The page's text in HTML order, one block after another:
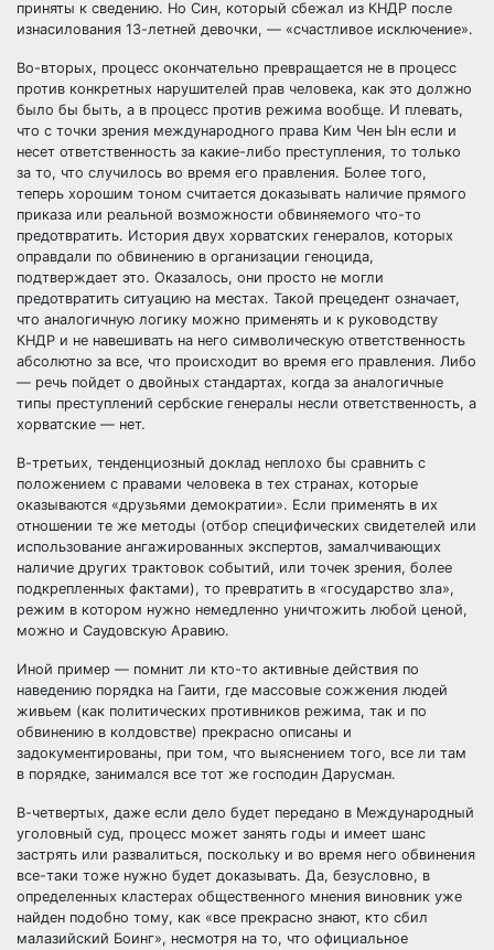
приняты к сведению. Но Син, который сбежал из КНДР после
изнасилования 13-летней девочки, — «счастливое исключение».
Во-вторых, процесс окончательно превращается не в процесс
против конкретных нарушителей прав человека, как это должно
было бы быть, а в процесс против режима вообще. И плевать,
что с точки зрения международного права Ким Чен Ын если и
несет ответственность за какие-либо преступления, то только
за то, что случилось во время его правления. Более того,
теперь хорошим тоном считается доказывать наличие прямого
приказа или реальной возможности обвиняемого что-то
предотвратить. История двух хорватских генералов, которых
оправдали по обвинению в организации геноцида,
подтверждает это. Оказалось, они просто не могли
предотвратить ситуацию на местах. Такой прецедент означает,
что аналогичную логику можно применять и к руководству
КНДР и не навешивать на него символическую ответственность
абсолютно за все, что происходит во время его правления. Либо
— речь пойдет о двойных стандартах, когда за аналогичные
типы преступлений сербские генералы несли ответственность, а
хорватские — нет.
В-третьих, тенденциозный доклад неплохо бы сравнить с
положением с правами человека в тех странах, которые
оказываются «друзьями демократии». Если применять в их
отношении те же методы (отбор специфических свидетелей или
использование ангажированных экспертов, замалчивающих
наличие других трактовок событий, или точек зрения, более
подкрепленных фактами), то превратить в «государство зла»,
режим в котором нужно немедленно уничтожить любой ценой,
можно и Саудовскую Аравию.
Иной пример — помнит ли кто-то активные действия по
наведению порядка на Гаити, где массовые сожжения людей
живьем (как политических противников режима, так и по
обвинению в колдовстве) прекрасно описаны и
задокументированы, при том, что выяснением того, все ли там
в порядке, занимался все тот же господин Дарусман.
В-четвертых, даже если дело будет передано в Международный
уголовный суд, процесс может занять годы и имеет шанс
застрять или развалиться, поскольку и во время него обвинения
все-таки тоже нужно будет доказывать. Да, безусловно, в
определенных кластерах общественного мнения виновник уже
найден подобно тому, как «все прекрасно знают, кто сбил
малазийский Боинг», несмотря на то, что официальное